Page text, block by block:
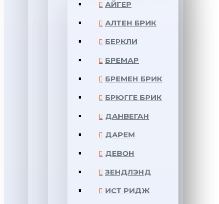
АЙГЕР
АЛТЕН БРИК
БЕРКЛИ
БРЕМАР
БРЕМЕН БРИК
БРЮГГЕ БРИК
ДАНВЕГАН
ДАРЕМ
ДЕВОН
ЗЕНДЛЭНД
ИСТ РИДЖ